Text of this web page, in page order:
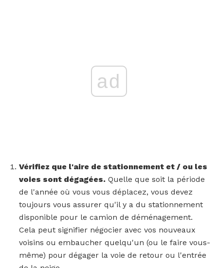
ad
Vérifiez que l'aire de stationnement et / ou les
voies sont dégagées. Quelle que soit la période
de l'année où vous vous déplacez, vous devez
toujours vous assurer qu'il y a du stationnement
disponible pour le camion de déménagement.
Cela peut signifier négocier avec vos nouveaux
voisins ou embaucher quelqu'un (ou le faire vous-
même) pour dégager la voie de retour ou l'entrée